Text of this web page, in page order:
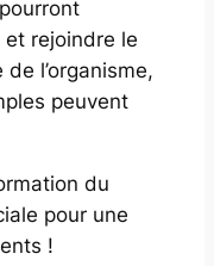
rejoindre le
l’organisme,
peuvent
du
pour une
!